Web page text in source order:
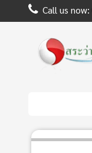
Call us now: